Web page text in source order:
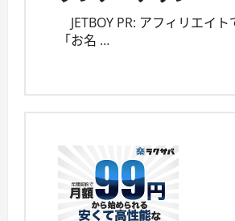
JETBOY PR: アフィリエイト
「お名 …